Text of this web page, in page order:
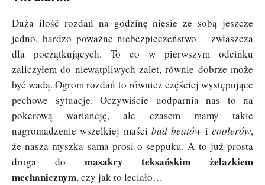
Duża ilość rozdań na godzinę niesie ze sobą jeszcze
jedno, bardzo poważne niebezpieczeństwo – zwłaszcza
dla początkujących. To co w pierwszym odcinku
zaliczyłem do niewątpliwych zalet, równie dobrze może
być wadą. Ogrom rozdań to również częściej występujące
pechowe sytuacje. Oczywiście uodparnia nas to na
pokerową wariancję, ale czasem mamy takie
nagromadzenie wszelkiej maści bad beatów i coolerów,
że nasza myszka sama prosi o seppuku. A to już prosta
droga do masakry teksańskim żelazkiem
mechanicznym, czy jak to leciało…